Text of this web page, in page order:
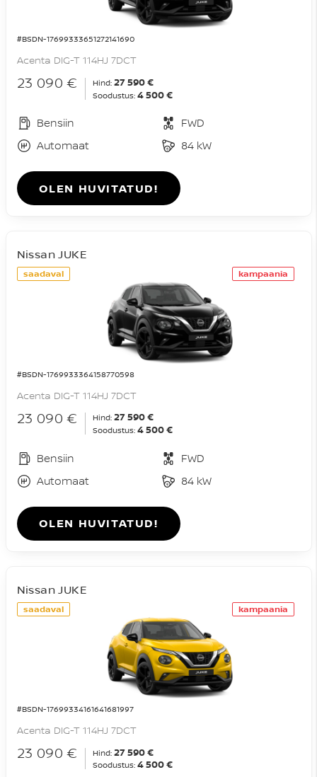
#BSDN-17699333651272141690
Acenta DIG-T 114HJ 7DCT
23 090 € Hind: 27 590 €
Soodustus: 4 500 €
Bensiin
FWD
Automaat
84 kW
OLEN HUVITATUD!
saadaval kampaania
#BSDN-1769933364158770598
Nissan JUKE
Acenta DIG-T 114HJ 7DCT
23 090 € Hind: 27 590 €
Soodustus: 4 500 €
Bensiin
FWD
Automaat
84 kW
OLEN HUVITATUD!
saadaval kampaania
#BSDN-17699334161641681997
Nissan JUKE
Acenta DIG-T 114HJ 7DCT
23 090 € Hind: 27 590 €
Soodustus: 4 500 €